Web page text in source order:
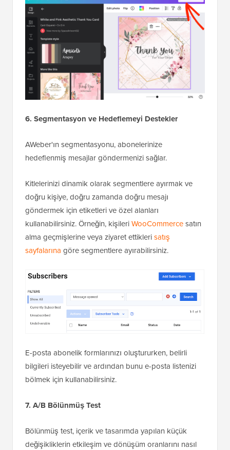
6. Segmentasyon ve Hedeflemeyi Destekler
AWeber'ın segmentasyonu, abonelerinize
hedeflenmiş mesajlar göndermenizi sağlar.
Kitlelerinizi dinamik olarak segmentlere ayırmak ve
doğru kişiye, doğru zamanda doğru mesajı
göndermek için etiketleri ve özel alanları
kullanabilirsiniz. Örneğin, kişileriWooCommercesatın
alma geçmişlerine veya ziyaret ettiklerisatış
sayfalarına göre segmentlere ayırabilirsiniz.
E-posta abonelik formlarınızı oluştururken, belirli
bilgileri isteyebilir ve ardından bunu e-posta listenizi
bölmek için kullanabilirsiniz.
7. A/B Bölünmüş Test
Bölünmüş test, içerik ve tasarımda yapılan küçük
değişikliklerin etkileşim ve dönüşüm oranlarını nasıl